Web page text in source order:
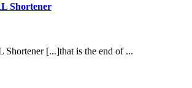
Shortener
Shortener [...]that is the end of ...